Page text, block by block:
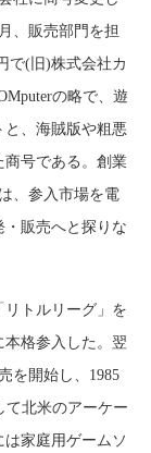
、販売部門を担
で(旧)株式会社カ
の略で、遊
、海賊版や粗悪
商号である。創業
、参入市場を電
販売へと探りな
リトルリーグ」を
格参入した。翌
を開始し、1985
て北米のアーケー
は家庭用ゲームソ